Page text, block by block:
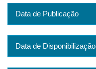
Data de Publicação
Data de Disponibilização